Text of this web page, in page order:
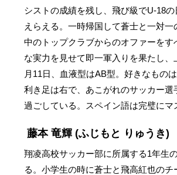
シストの成績を残し、飛び級でU-18
えらえる。一時帰国して蒼士と一対
中のトップクラブからのオファーを
な実力を見せて即一軍入りを果たし
月11日、血液型はAB型。好きなもの
利き足は右で、あこがれのサッカー
過ごしている。スペイン語は完璧にマ
藤本 竜輝 (ふじもと りゅうき)
翔凌高校サッカー部に所属する1年生
る。小学生の時に蒼士と飛高紅也の